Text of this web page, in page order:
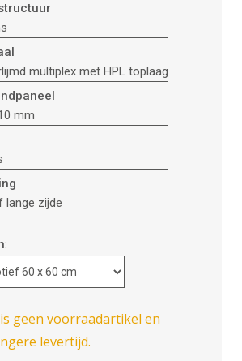
multiplex met HPL toplaag
mm
lange zijde
:
geen voorraadartikel en
levertijd.